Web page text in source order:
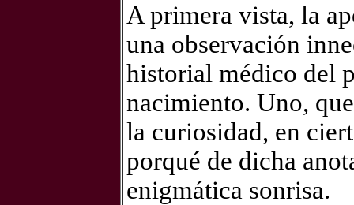
A primera vista, la
una observación
historial médico del
nacimiento. Uno,
la curiosidad, en
porqué de dicha
enigmática sonrisa.